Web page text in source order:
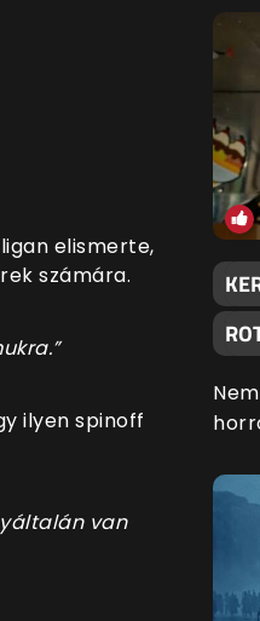
elismerte,
számára.
ilyen spinoff
van